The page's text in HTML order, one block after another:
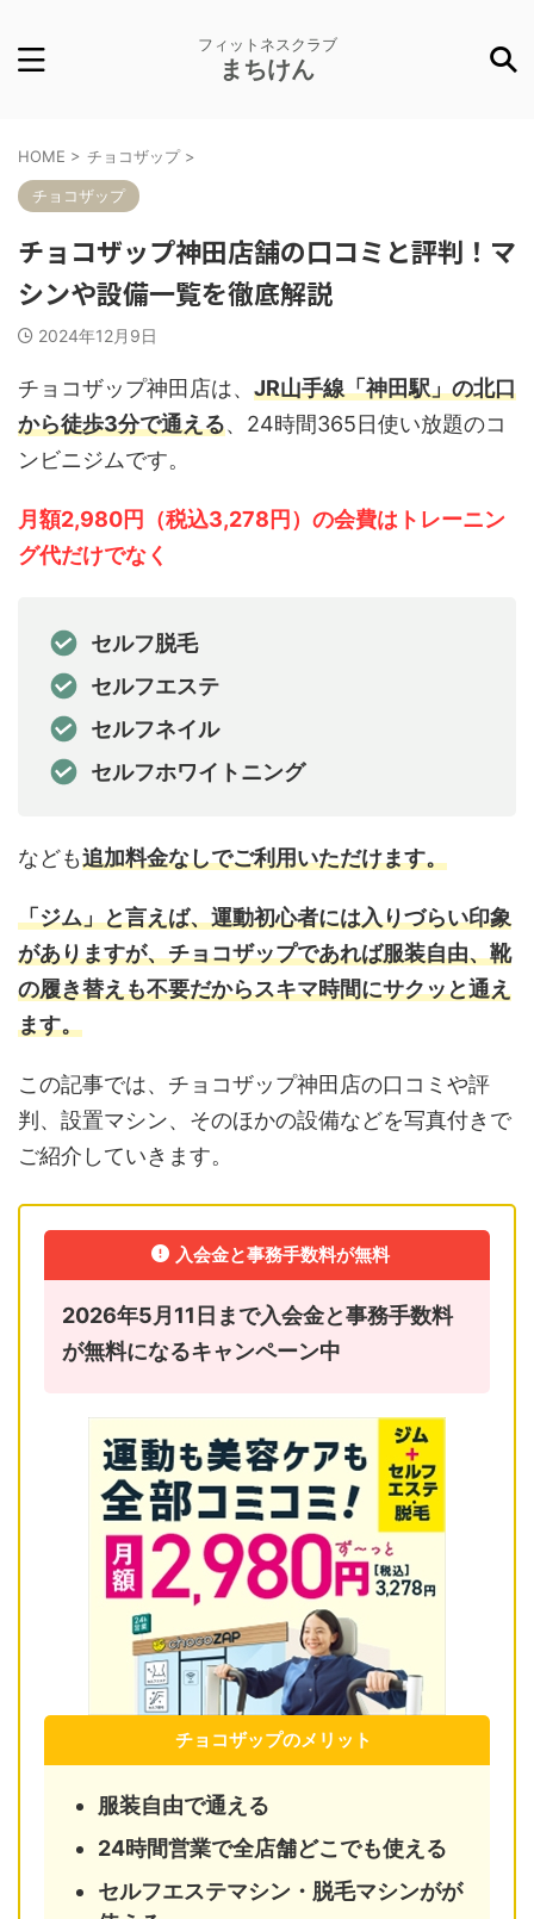
フィットネスクラブ
まちけん
HOME > チョコザップ >
チョコザップ
チョコザップ神田店舗の口コミと評判！マ
シンや設備一覧を徹底解説
2024年12月9日
チョコザップ神田店は、 JR山手線「神田駅」の北口
から徒歩3分で通える、24時間365日使い放題のコ
ンビニジムです。
月額2,980円（税込3,278円）の会費はトレーニン
グ代だけでなく
セルフ脱毛
セルフエステ
セルフネイル
セルフホワイトニング
なども追加料金なしでご利用いただけます。
「ジム」と言えば、運動初心者には入りづらい印象
がありますが、チョコザップであれば服装自由、靴
の履き替えも不要だからスキマ時間にサクッと通え
ます。
この記事では、チョコザップ神田店の口コミや評
判、設置マシン、そのほかの設備などを写真付きで
ご紹介していきます。
入会金と事務手数料が無料
2026年5月11日まで入会金と事務手数料
が無料になるキャンペーン中
チョコザップのメリット
服装自由で通える
24時間営業で全店舗どこでも使える
セルフエステマシン・脱毛マシンがが